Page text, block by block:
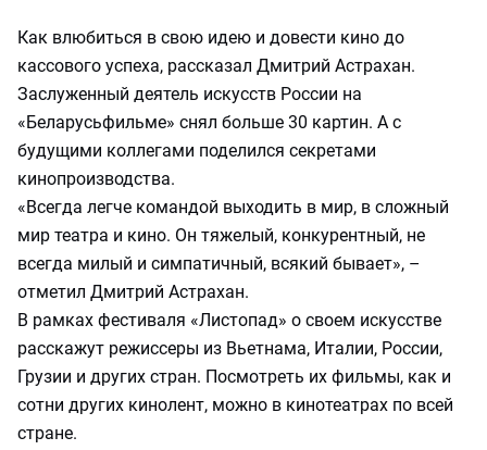
Как влюбиться в свою идею и довести кино до
кассового успеха, рассказал Дмитрий Астрахан.
Заслуженный деятель искусств России на
«Беларусьфильме» снял больше 30 картин. А с
будущими коллегами поделился секретами
кинопроизводства.
«Всегда легче командой выходить в мир, в сложный
мир театра и кино. Он тяжелый, конкурентный, не
всегда милый и симпатичный, всякий бывает», –
отметил Дмитрий Астрахан.
В рамках фестиваля «Листопад» о своем искусстве
расскажут режиссеры из Вьетнама, Италии, России,
Грузии и других стран. Посмотреть их фильмы, как и
сотни других кинолент, можно в кинотеатрах по всей
стране.